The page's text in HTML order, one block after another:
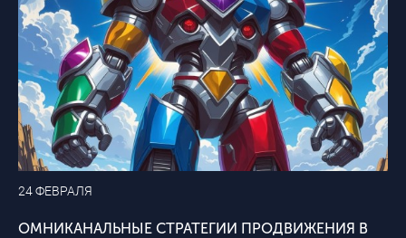
24 ФЕВРАЛЯ
ОМНИКАНАЛЬНЫЕ СТРАТЕГИИ ПРОДВИЖЕНИЯ В